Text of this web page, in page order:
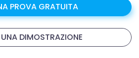
PROVA GRATUITA
DIMOSTRAZIONE